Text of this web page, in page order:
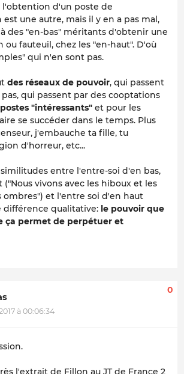
l'obtention d'un poste de
une autre, mais il y en a pas mal,
des "en-bas" méritants d'obtenir une
ou fauteuil, chez les "en-haut". D'où
qui n'en sont pas.
des réseaux de pouvoir, qui passent
qui passent par des cooptations
"intéressants" et pour les
se succéder dans le temps. Plus
j'embauche ta fille, tu
d'horreur, etc...
entre l'entre-soi d'en bas,
vivons avec les hiboux et les
ombres") et l'entre soi d'en haut
qualitative: le pouvoir que
ça permet de perpétuer et
à 00:06:34
0
l'extrait de Fillon au JT de France 2